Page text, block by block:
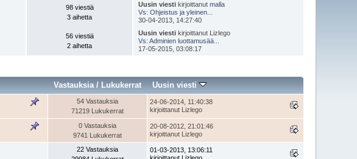
98 viestiä
3 aihetta
Uusin viestikirjoittanut malla
Vs: Ohjeistus ja yleinen...
30-04-2013, 14:27:40
56 viestiä
2 aihetta
Uusin viestikirjoittanut Lizlego
Vs: Adminien luottamusää...
17-05-2015, 03:08:17
Vastauksia/ Lukukerrat Uusin viesti
54 Vastauksia
71219 Lukukerrat
24-06-2014, 11:40:38
kirjoittanut Lizlego
0 Vastauksia
9741 Lukukerrat
20-08-2012, 21:01:46
kirjoittanut Lizlego
22 Vastauksia
01-03-2013, 13:06:11